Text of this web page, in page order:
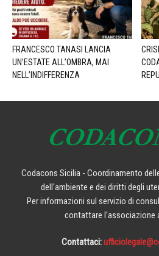
FRANCESCO TANASI LANCIA
UN’ESTATE ALL’OMBRA, MAI
NELL’INDIFFERENZA
Codacons Sicilia - Coordinamento
dell'ambiente e dei diritti degli
Per informazioni sul servizio di
contattare l'associazione
Contattaci: